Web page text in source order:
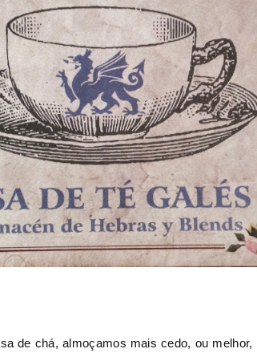
de chá, almoçamos mais cedo, ou